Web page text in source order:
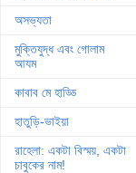
অসভ্যতা
মুক্তিযুদ্ধ এবং গোলাম
আযম
কাবাব মে হাড্ডি
হাতুড়ি-ভাইয়া
রাহেলা: একটা বিস্ময়, একটা
চাবুকের নাম!